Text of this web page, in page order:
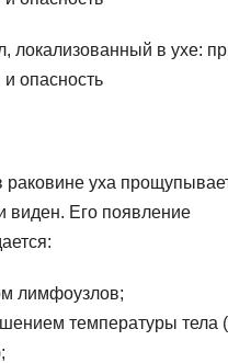
раковине уха
виден. Его появление
лимфоузлов;
температуры тела